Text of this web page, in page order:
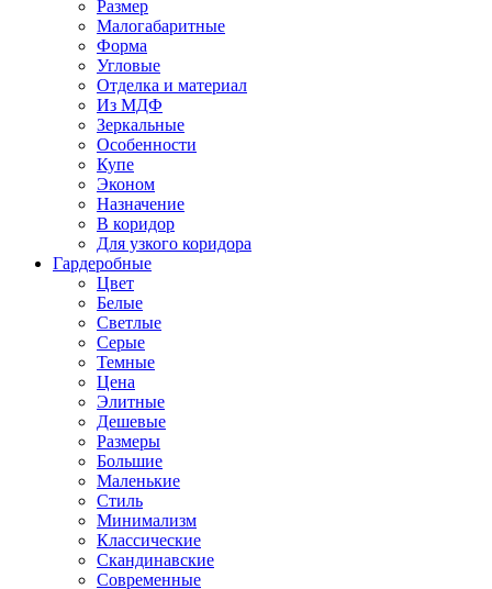
Размер
Малогабаритные
Форма
Угловые
Отделка и материал
Из МДФ
Зеркальные
Особенности
Купе
Эконом
Назначение
В коридор
Для узкого коридора
Гардеробные
Цвет
Белые
Светлые
Серые
Темные
Цена
Элитные
Дешевые
Размеры
Большие
Маленькие
Стиль
Минимализм
Классические
Скандинавские
Современные